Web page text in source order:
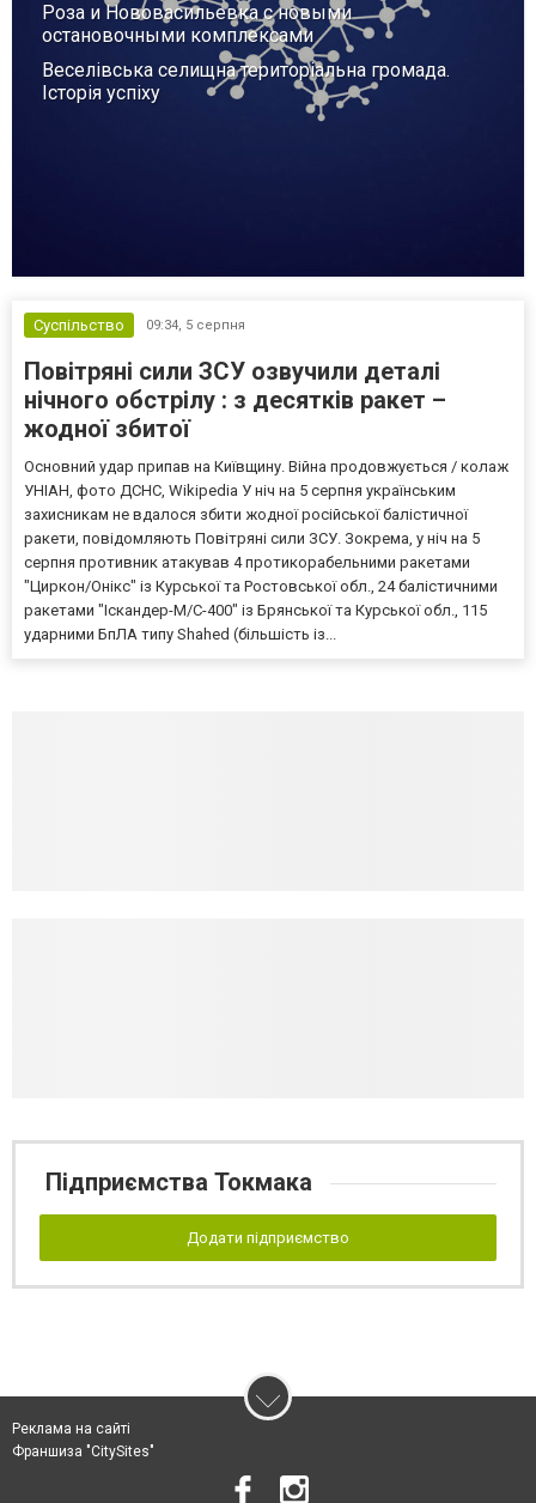
Роза и Нововасильевка с новыми
остановочными комплексами
Веселівська селищна територіальна громада.
Історія успіху
Суспільство 09:34, 5 серпня
Повітряні сили ЗСУ озвучили деталі
нічного обстрілу : з десятків ракет –
жодної збитої
Основний удар припав на Київщину. Війна продовжується / колаж
УНІАН, фото ДСНС, Wikipedia У ніч на 5 серпня українським
захисникам не вдалося збити жодної російської балістичної
ракети, повідомляють Повітряні сили ЗСУ. Зокрема, у ніч на 5
серпня противник атакував 4 протикорабельними ракетами
"Циркон/Онікс" із Курської та Ростовської обл., 24 балістичними
ракетами "Іскандер-М/С-400" із Брянської та Курської обл., 115
ударними БпЛА типу Shahed (більшість із...
Підприємства Токмака
Додати підприємство
Реклама на сайті
Франшиза "CitySites"